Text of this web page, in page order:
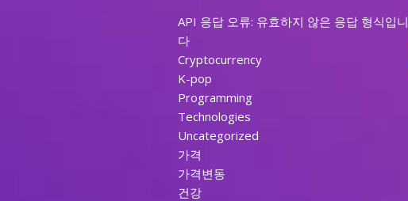
API 응답 오류: 유효하지 않은 응답 형식입니
다
Cryptocurrency
K-pop
Programming
Technologies
Uncategorized
가격
가격변동
건강